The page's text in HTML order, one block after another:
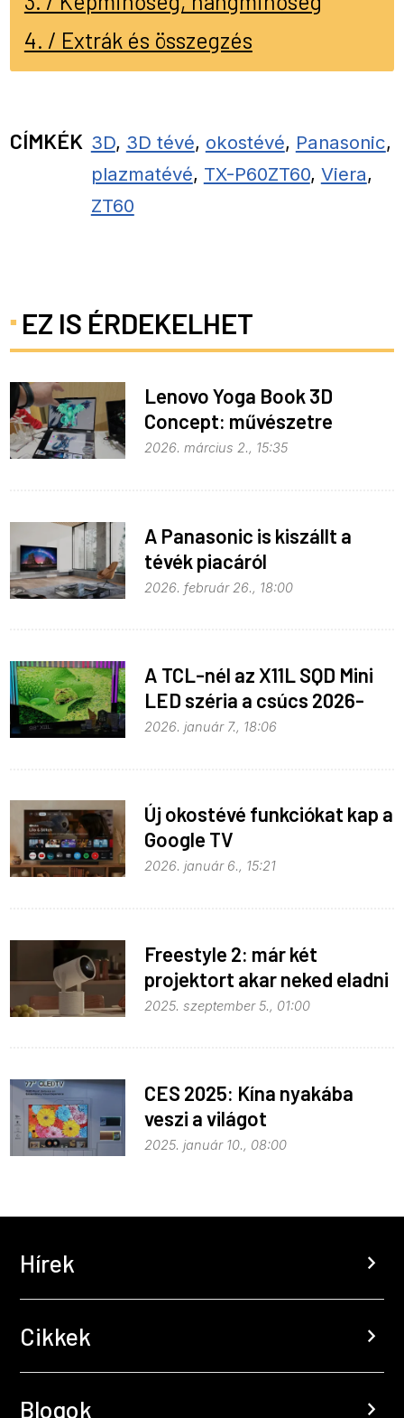
4. / Extrák és összegzés
CÍMKÉK 3D, 3D tévé, okostévé, Panasonic,
plazmatévé, TX-P60ZT60, Viera,
ZT60
EZ IS ÉRDEKELHET
Lenovo Yoga Book 3D
Concept: művészetre
fejlesztve
2026. március 2., 15:35
A Panasonic is kiszállt a
tévék piacáról
2026. február 26., 18:00
A TCL-nél az X11L SQD Mini
LED széria a csúcs 2026-
ban
2026. január 7., 18:06
Új okostévé funkciókat kap a
Google TV
2026. január 6., 15:21
Freestyle 2: már két
projektort akar neked eladni
a Samsung
2025. szeptember 5., 01:00
CES 2025: Kína nyakába
veszi a világot
2025. január 10., 08:00
Hírek chevron_right
Cikkek chevron_right
Blogok chevron_right